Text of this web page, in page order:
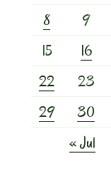
8
9
15
16
22
23
29
30
« Jul